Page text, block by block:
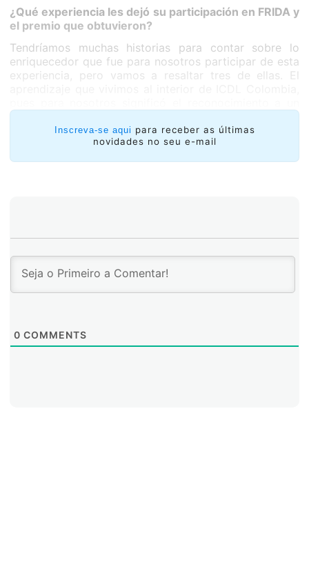
¿Qué experiencia les dejó su participación en FRIDA y
el premio que obtuvieron?
Tendríamos muchas historias para contar sobre lo
enriquecedor que fue para nosotros participar de esta
experiencia, pero vamos a resaltar tres de ellas. El
equipo de trabajo y al compromiso de todos con este
proyecto. En segundo lugar, la relevancia
internacional al participar de la reunión preparatoria
regional para el Foro de Gobernanza de Internet y el
proyecto a nivel regional y el reconocimiento que la
Policía Nacional y el Ministerio TIC recibieron, fue un
espaldarazo al respaldo que las entidades públicas
hacen y deben continuar haciendo a este tipo de
proyectos de gran impacto social.
Inscreva-se aqui para receber as últimas
novidades no seu e-mail
0 COMMENTS